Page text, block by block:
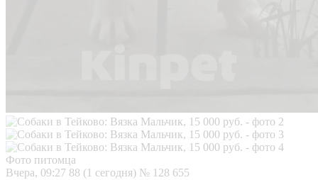
Фото питомца
Вчера, 09:27 88 (1 сегодня) № 128 655